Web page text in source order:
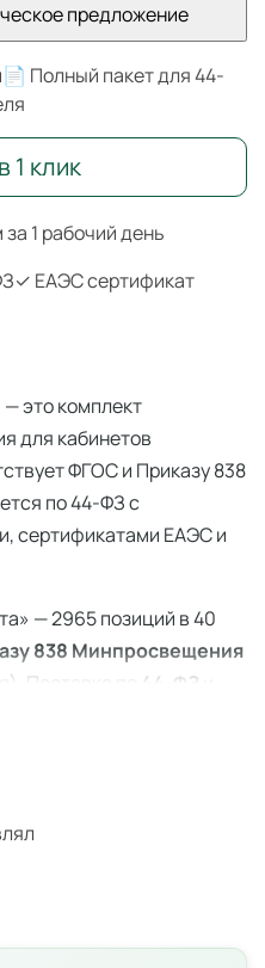
1 рабочий день
✓ ЕАЭС сертификат
предложение
📄 Полный пакет для 44-
1 клик
— это комплект
для кабинетов
ФГОС и Приказу 838
по 44-ФЗ с
сертификатами ЕАЭС и
— 2965 позиций в 40
838 Минпросвещения
Поставка по
44-ФЗ
сертификаты
Доставка по всей
— профессиональное
по ФГОС и